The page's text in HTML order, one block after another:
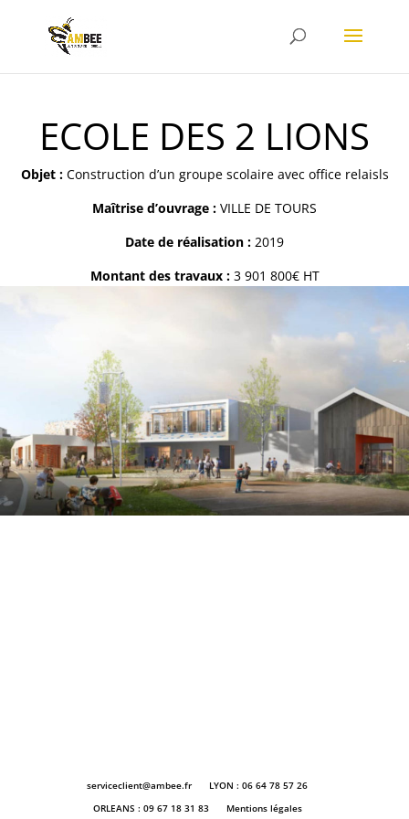
ECOLE DES 2 LIONS
Objet :Construction d’un groupe scolaire avec office relaisls
Maîtrise d’ouvrage : VILLE DE TOURS
Date de réalisation : 2019
Montant des travaux :3 901 800€ HT
serviceclient@ambee.fr
LYON : 06 64 78 57 26
ORLEANS : 09 67 18 31 83
Mentions légales